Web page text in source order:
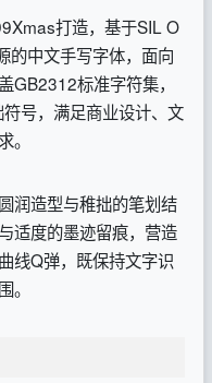
打造，基于SIL O
中文手写字体，面向
GB2312标准字符集，
号，满足商业设计、文
。
润造型与稚拙的笔划结
适度的墨迹留痕，营造
线Q弹，既保持文字识
。